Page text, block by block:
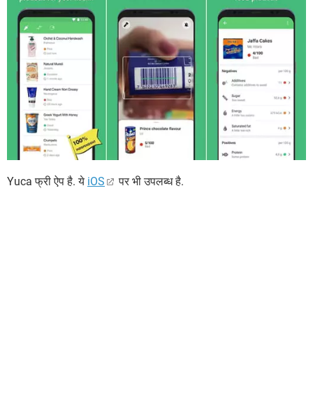
Yuca फ्री ऐप है. ये iOS पर भी उपलब्ध है.